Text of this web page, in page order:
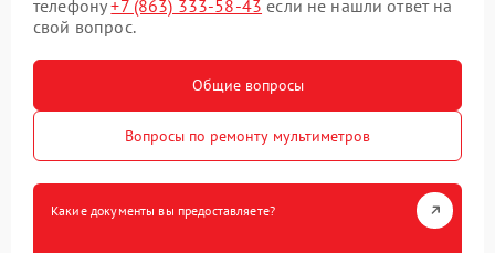
телефону+7 (863) 333-58-43 если не нашли ответ на
свой вопрос.
Общие вопросы
Вопросы по ремонту мультиметров
Какие документы вы предоставляете?